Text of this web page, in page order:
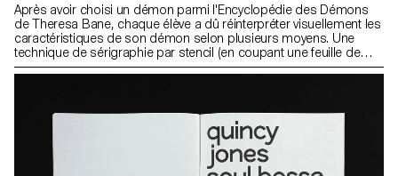
Après avoir choisi un démon parmi l'Encyclopédie des Démons
de Theresa Bane, chaque élève a dû réinterpréter visuellement les
caractéristiques de son démon selon plusieurs moyens. Une
technique de sérigraphie par stencil (en coupant une feuille de
papier) a permis aux élèves de réaliser leurs visuels sur place et